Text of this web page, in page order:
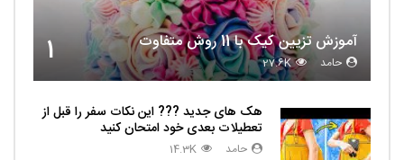
1 آموزش تزیین کیک با 11 روش متفاوت
حامد 27.6K
هک های جدید ??️? این نکات سفر را قبل از
تعطیلات بعدی خود امتحان کنید
حامد 14.3K